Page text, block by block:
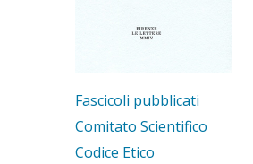
Fascicoli pubblicati
Comitato Scientifico
Codice Etico